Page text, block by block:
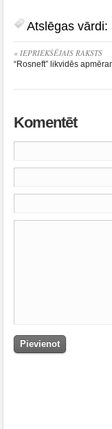
Atslēgas vārdi:
« IEPRIEKŠĒJAIS RAKSTS
“Rosneft” likvidēs
Komentēt